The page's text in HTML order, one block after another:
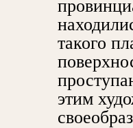
такого
этим